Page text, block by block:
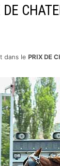
dans le PRIX DE